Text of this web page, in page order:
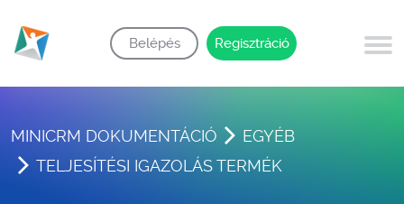
Belépés Regisztráció
MINICRM DOKUMENTÁCIÓ
EGYÉB
TELJESÍTÉSI IGAZOLÁS TERMÉK